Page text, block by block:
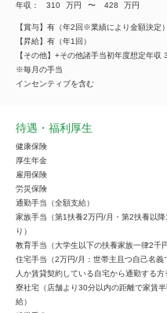
年収： 310 万円 ​〜 428 万円
【賞与】有（年2回※業績により金額決定）
【昇給】有（年1回）
【その他】+その他諸手当初年度想定年収
※毎月の手当
インセンティブを含む
待遇・福利厚生
健康保険
厚生年金
雇用保険
労災保険
通勤手当（全額支給）
家族手当（第1扶養2万円/月・第2扶養以
り）
教育手当（大学生以下の扶養家族一律2千円
住宅手当（2万円/月：世帯主且つ自己名義
人か賃貸契約している自宅から通勤する方
寮社宅（店舗より30分以内の距離で家賃
給）